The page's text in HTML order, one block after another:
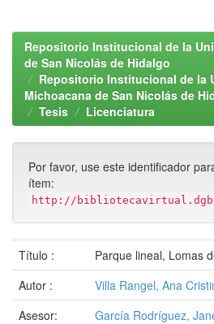
Repositorio Institucional de la
de San Nicolás de Hidalgo
Repositorio Institucional de la
Michoacana de San Nicolás de
Tesis
Licenciatura
Por favor, use este identificador
ítem:
http://
Título :
Parque lineal, Lomas
Autor :
Villa Rangel, Ana
Asesor:
García Rodríguez,